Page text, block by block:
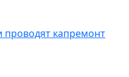
проводят капремонт